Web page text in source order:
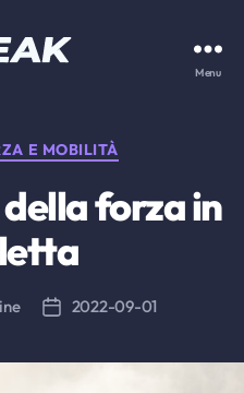
Menu
Categorie
E MOBILITÀ
forza in
Data2022-09-01